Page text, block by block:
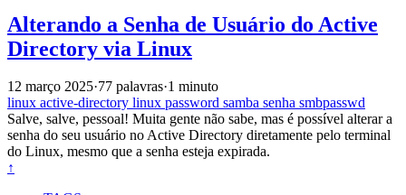
Alterando a Senha de Usuário do Active
Directory via Linux
12 março 2025·77 palavras·1 minuto
linux active-directory linux password samba senha smbpasswd
Salve, salve, pessoal! Muita gente não sabe, mas é possível alterar a
senha do seu usuário no Active Directory diretamente pelo terminal
do Linux, mesmo que a senha esteja expirada.
↑